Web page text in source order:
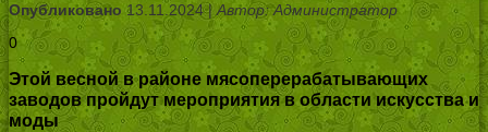
Опубликовано13.11.2024 | Автор: Администратор
0
Этой весной в районе мясоперерабатывающих
заводов пройдут мероприятия в области искусства и
моды